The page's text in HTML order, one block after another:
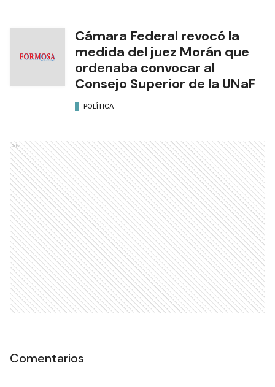
Cámara Federal revocó la
medida del juez Morán que
ordenaba convocar al
Consejo Superior de la UNaF
POLÍTICA
Ads
Comentarios